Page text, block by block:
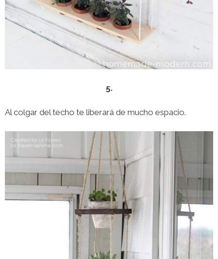
5.
Al colgar del techo te liberará de mucho espacio.